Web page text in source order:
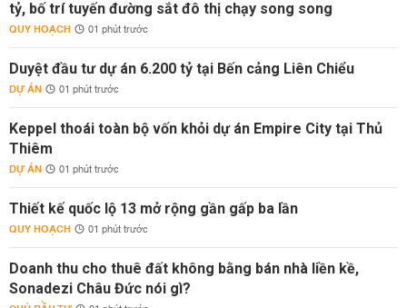
tỷ, bố trí tuyến đường sắt đô thị chạy song song
QUY HOẠCH 01 phút trước
Duyệt đầu tư dự án 6.200 tỷ tại Bến cảng Liên Chiểu
DỰ ÁN 01 phút trước
Keppel thoái toàn bộ vốn khỏi dự án Empire City tại Thủ
Thiêm
DỰ ÁN 01 phút trước
Thiết kế quốc lộ 13 mở rộng gần gấp ba lần
QUY HOẠCH 01 phút trước
Doanh thu cho thuê đất không bằng bán nhà liền kề,
Sonadezi Châu Đức nói gì?